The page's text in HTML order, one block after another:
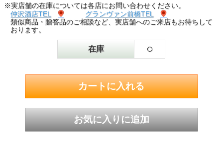
※実店舗の在庫については各店にお問い合わせください。
仲沢酒店TEL
グランヴァン前橋TEL
類似商品・贈答品のご相談など、実店舗へのご来店もお待ちして
おります。
在庫 ○